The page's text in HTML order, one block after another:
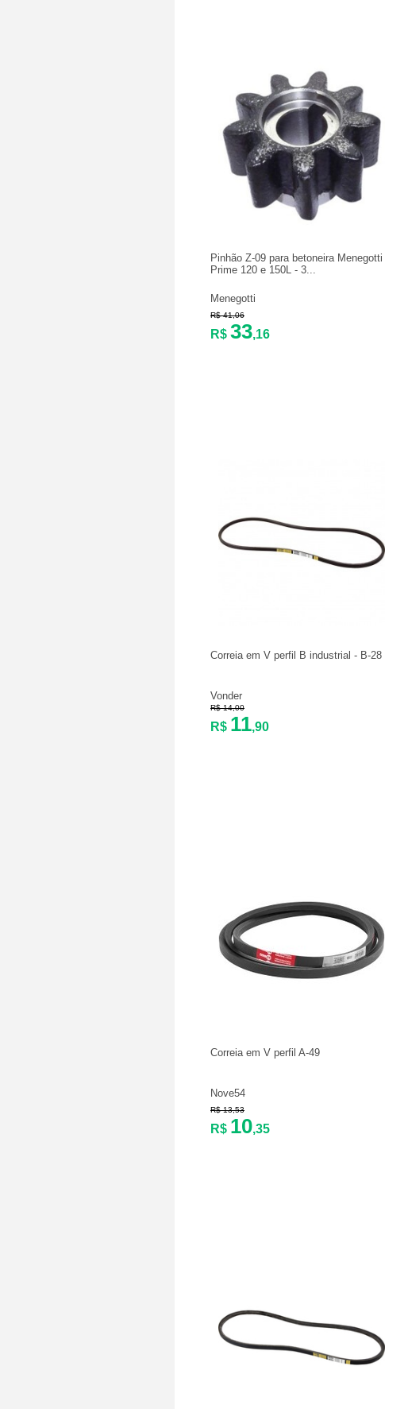
Pinhão Z-09 para betoneira Menegotti
Prime 120 e 150L - 3...
Menegotti
R$ 41,06
R$ 33,16
Correia em V perfil B industrial - B-28
Vonder
R$ 14,00
R$ 11,90
Correia em V perfil A-49
Nove54
R$ 13,53
R$ 10,35